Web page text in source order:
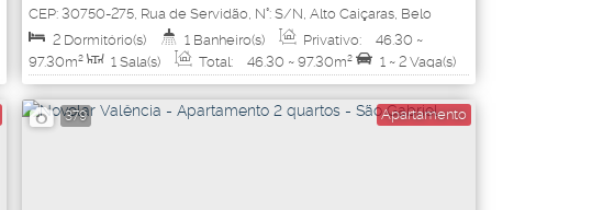
CAIÇARA BH
CEP: 30750-275, Rua de Servidão, N°: S/N,Alto Caiçaras, Belo
Horizonte
Minas Gerais
2 Dormitório(s) 1 Banheiro(s) Privativo: 46.30 ~
97.30m² 1 Sala(s) Total: 46.30 ~ 97.30m² 1 ~ 2 Vaga(s)
Útil:
46.30~ 97.30m²
379 Apartamento